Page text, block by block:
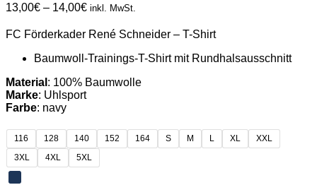
13,00€ – 14,00€Preisspanne:
bis
inkl. MwSt.
FC Förderkader René Schneider – T-Shirt
Baumwoll-Trainings-T-Shirt mit Rundhalsausschnitt
Material : 100% Baumwolle
Marke: Uhlsport
Farbe: navy
116 128 140 152 164 S M L XL
XXL
3XL
4XL 5XL